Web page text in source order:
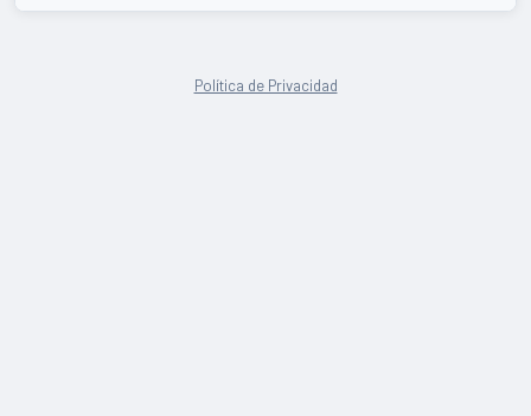
Política de Privacidad